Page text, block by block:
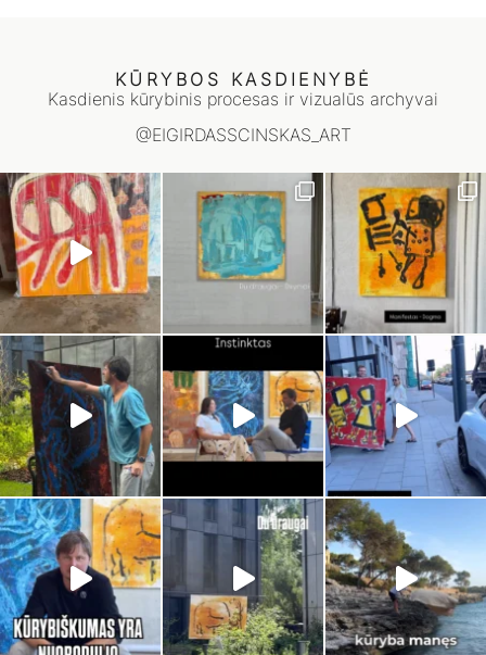
KŪRYBOS KASDIENYBĖ
Kasdienis kūrybinis procesas ir vizualūs archyvai
@EIGIRDASSCINSKAS_ART